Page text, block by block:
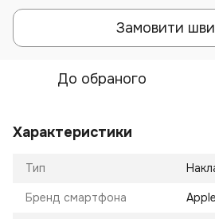
Замовити
До обраного
Характеристики
Тип
Бренд смартфона Apple